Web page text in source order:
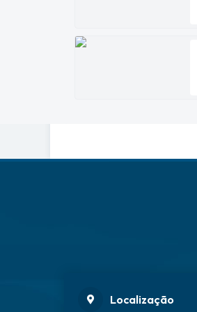
Localização